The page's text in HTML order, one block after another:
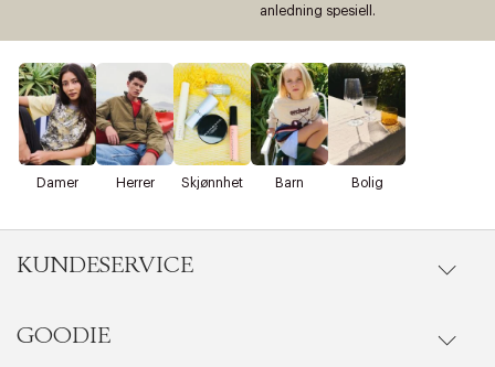
anledning spesiell.
Damer Herrer Skjønnhet Barn Bolig
KUNDESERVICE
Gå til kundeservice
GOODIE